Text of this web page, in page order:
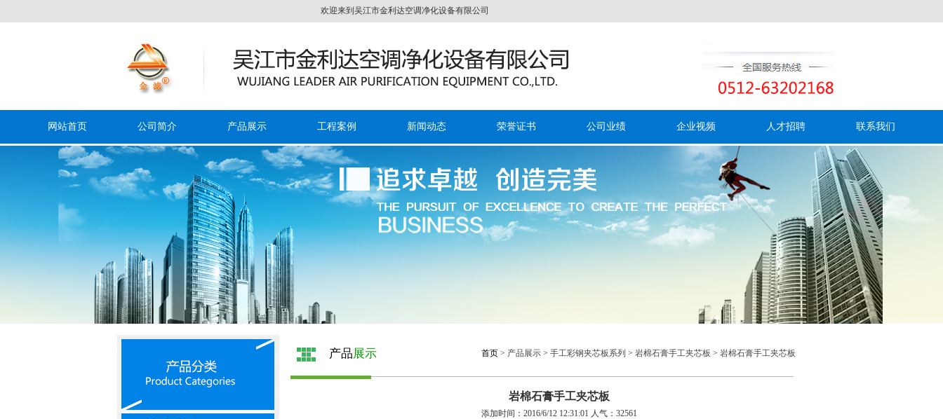
欢迎来到吴江市金利达空调净化设备有限公司
网站首页 公司简介 产品展示 工程案例 新闻动态 荣誉证书 公司业绩 企业视频 人才招聘 联系我们
产品展示 首页 > 产品展示 > 手工彩钢夹芯板系列 > 岩棉石膏手工夹芯板 > 岩棉石膏手工夹芯板
岩棉石膏手工夹芯板
添加时间：2016/6/12 12:31:01 人气：32561